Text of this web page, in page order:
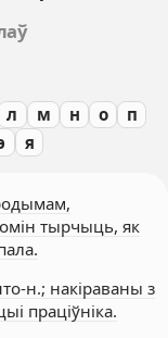
л м н о
п
я
тырчыць, як
н.; накіраваны з
праціўніка.